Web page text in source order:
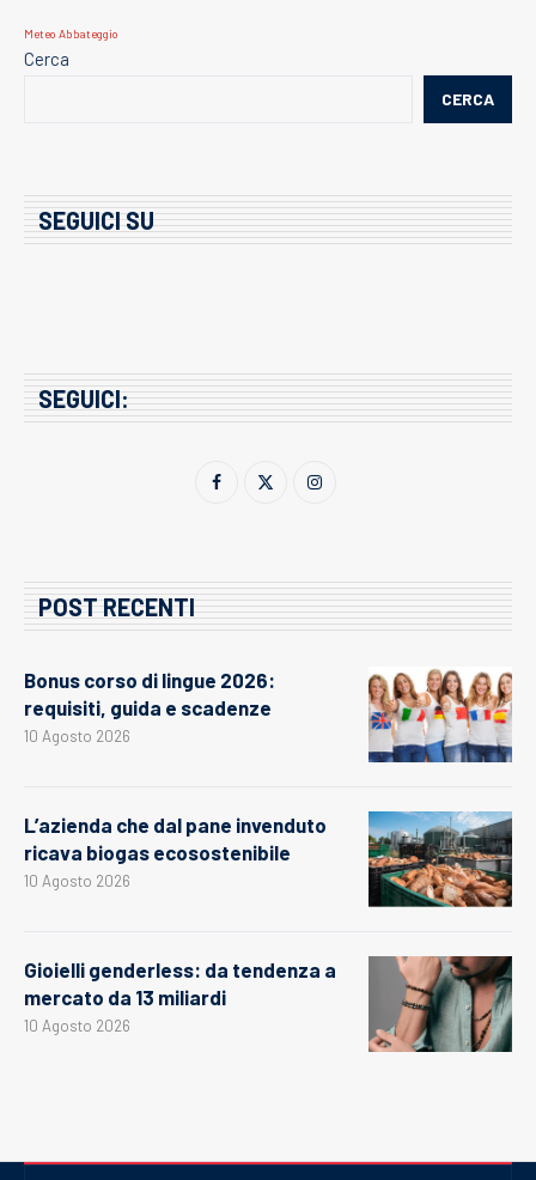
Meteo Abbateggio
Cerca
CERCA
SEGUICI SU
SEGUICI:
POST RECENTI
Bonus corso di lingue 2026:
requisiti, guida e scadenze
10 Agosto 2026
L’azienda che dal pane invenduto
ricava biogas ecosostenibile
10 Agosto 2026
Gioielli genderless: da tendenza a
mercato da 13 miliardi
10 Agosto 2026